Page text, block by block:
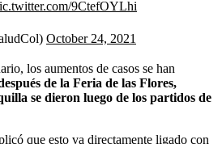
9CtefOYLhi
October 24, 2021
los aumentos de casos se han
de la Feria de las Flores,
se dieron luego de los partidos de
que esto va directamente ligado con